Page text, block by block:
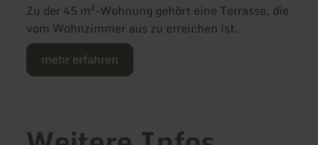
Zu der 45 m²-Wohnung gehört eine Terrasse, die
vom Wohnzimmer aus zu erreichen ist.
mehr erfahren